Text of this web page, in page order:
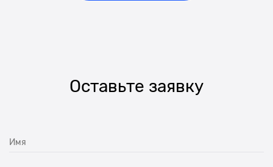
Оставьте заявку